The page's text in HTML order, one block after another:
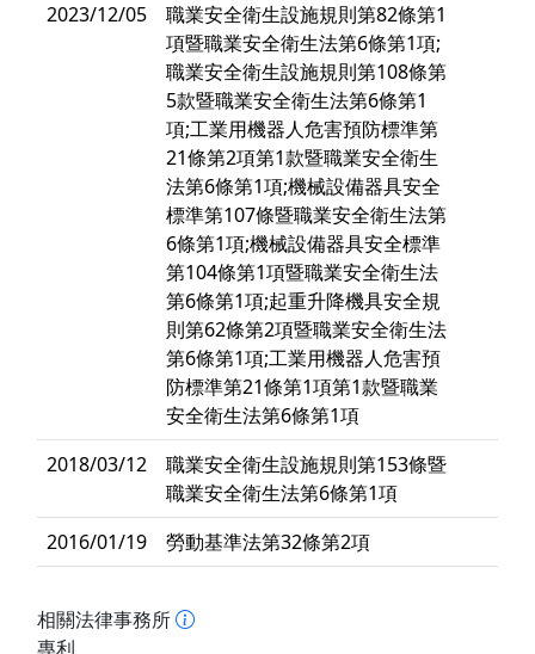
2023/12/05
職業安全衛生設施規則第82條第1
項暨職業安全衛生法第6條第1項;
職業安全衛生設施規則第108條第
5款暨職業安全衛生法第6條第1
項;工業用機器人危害預防標準第
21條第2項第1款暨職業安全衛生
法第6條第1項;機械設備器具安全
標準第107條暨職業安全衛生法第
6條第1項;機械設備器具安全標準
第104條第1項暨職業安全衛生法
第6條第1項;起重升降機具安全規
則第62條第2項暨職業安全衛生法
第6條第1項;工業用機器人危害預
防標準第21條第1項第1款暨職業
安全衛生法第6條第1項
2018/03/12
職業安全衛生設施規則第153條暨
職業安全衛生法第6條第1項
2016/01/19
勞動基準法第32條第2項
相關法律事務所
專利